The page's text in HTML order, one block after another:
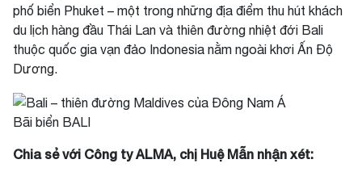
phố biển Phuket – một trong những địa điểm thu hút khách
du lịch hàng đầu Thái Lan và thiên đường nhiệt đới Bali
thuộc quốc gia vạn đảo Indonesia nằm ngoài khơi Ấn Độ
Dương.
Bãi biển BALI
Chia sẻ với Công ty ALMA, chị Huệ Mẫn nhận xét: